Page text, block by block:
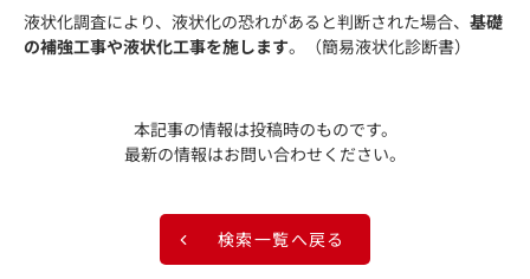
液状化調査により、液状化の恐れがあると判断された場合、 基礎
の補強工事や液状化工事を施します。（簡易液状化診断書）
本記事の情報は投稿時のものです。
最新の情報はお問い合わせください。
検索一覧へ戻る